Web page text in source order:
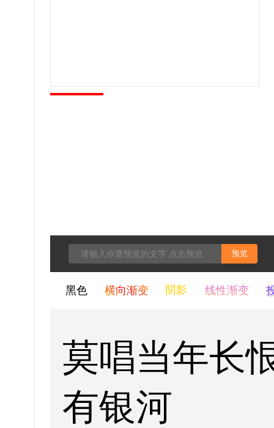
预览
黑色 横向渐变 阴影 线性渐变
莫唱当年长
有银河